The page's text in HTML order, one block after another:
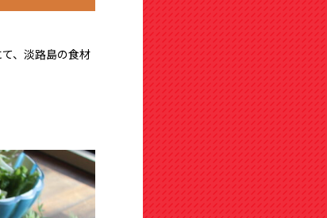
、淡路島の食材